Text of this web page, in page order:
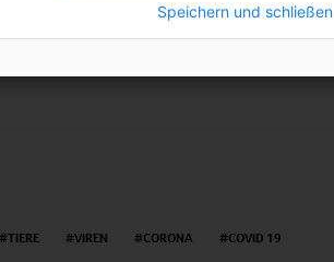
TIERE VIREN CORONA COVID 19
Speichern und schließen